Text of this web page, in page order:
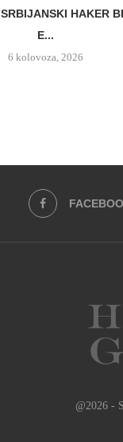
HAKER
E...
6 kolovoza, 2026
@2026 -